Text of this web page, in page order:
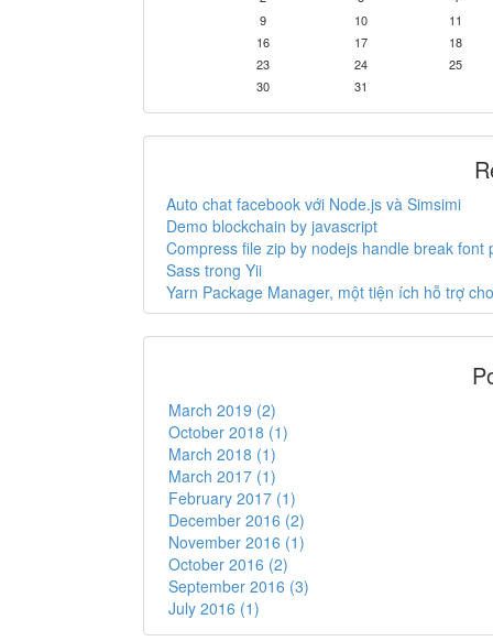
9
10
11
16
17
18
23
24
25
30
31
Auto chat facebook với Node.js và Simsimi
Demo blockchain by javascript
Compress file zip by nodejs handle break font
Sass trong Yii
Yarn Package Manager, một tiện ích hỗ trợ
March 2019 (2)
October 2018 (1)
March 2018 (1)
March 2017 (1)
February 2017 (1)
December 2016 (2)
November 2016 (1)
October 2016 (2)
September 2016 (3)
July 2016 (1)